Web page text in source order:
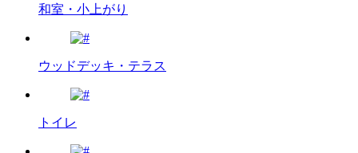
和室・小上がり
ウッドデッキ・テラス
トイレ